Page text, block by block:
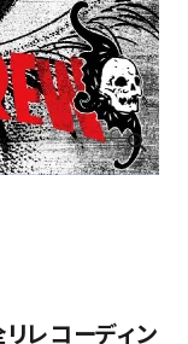
レコーディン